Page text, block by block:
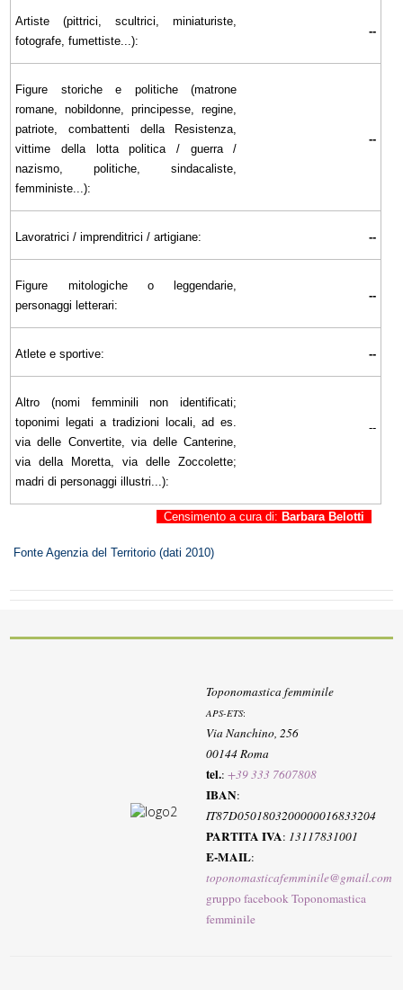
Artiste (pittrici, scultrici, miniaturiste,
fotografe, fumettiste...):
--
Figure storiche e politiche (matrone
romane, nobildonne, principesse, regine,
patriote, combattenti della Resistenza,
vittime della lotta politica / guerra /
nazismo, politiche, sindacaliste,
femministe...):
--
Lavoratrici / imprenditrici / artigiane: --
Figure mitologiche o leggendarie,
personaggi letterari:
--
Atlete e sportive: --
Altro (nomi femminili non identificati;
toponimi legati a tradizioni locali, ad es.
via delle Convertite, via delle Canterine,
via della Moretta, via delle Zoccolette;
madri di personaggi illustri...):
--
Censimento a cura di: Barbara Belotti
Fonte Agenzia del Territorio (dati 2010)
Toponomastica femminile
APS-ETS:
Via Nanchino, 256
00144 Roma
tel.:+39 333 7607808
IBAN:
IT87D0501803200000016833204
PARTITA IVA: 13117831001
E-MAIL:
toponomasticafemminile@gmail.com
gruppo facebook Toponomastica
femminile